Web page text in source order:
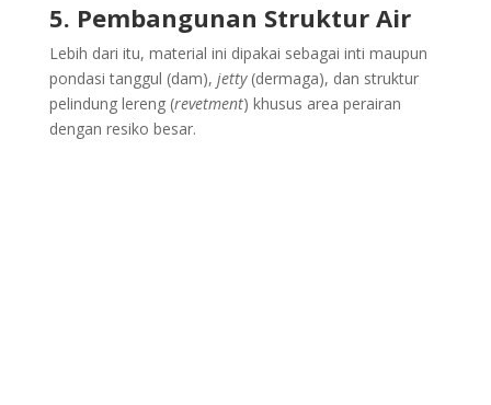
5. Pembangunan Struktur Air
Lebih dari itu, material ini dipakai sebagai inti maupun
pondasi tanggul (dam), jetty (dermaga), dan struktur
pelindung lereng (revetment) khusus area perairan
dengan resiko besar.